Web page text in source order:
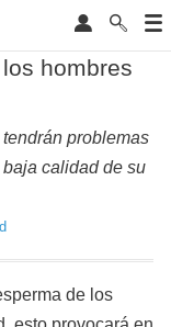
hombres
problemas
calidad de su
de los